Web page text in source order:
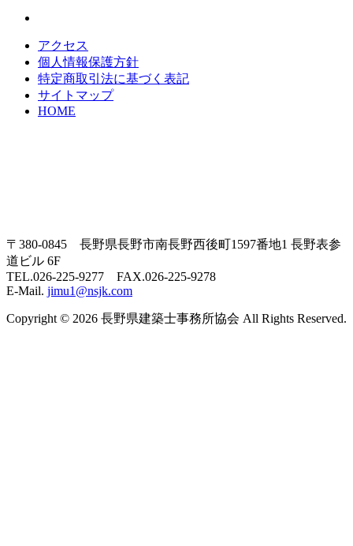
アクセス
個人情報保護方針
特定商取引法に基づく表記
サイトマップ
HOME
〒380-0845 長野県長野市南長野西後町1597番地1 長野表参
道ビル 6F
TEL.026-225-9277 FAX.026-225-9278
E-Mail. jimu1@nsjk.com
Copyright © 2026 長野県建築士事務所協会 All Rights Reserved.